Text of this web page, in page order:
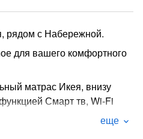
рядом с Набережной.
для вашего комфортного
матрас Икея, внизу
Смарт тв, Wi-Fi
еще